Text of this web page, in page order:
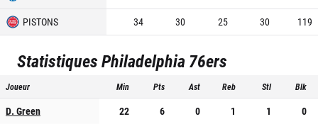
PISTONS
34 30 25 30 119
StatistiquesPhiladelphia 76ers
Joueur Min Pts Ast Reb Stl Blk
D. Green 22 6 0 1 1
0